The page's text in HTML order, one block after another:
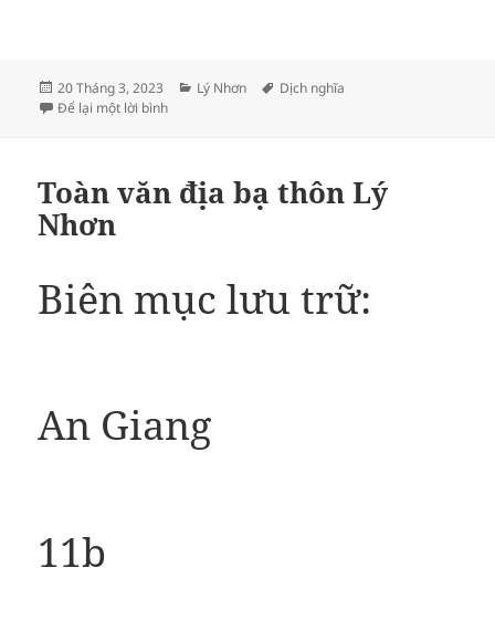
Đăng
vào
20 Tháng 3, 2023
Danh
Lý Nhơn Thẻ
Dịch nghĩa
Để lại một lời bìnhở Địa phận thôn Lý Nhơn theo địa bạ năm 1836
Toàn văn địa bạ thôn Lý
Nhơn
Biên mục lưu trữ:
An Giang
11b